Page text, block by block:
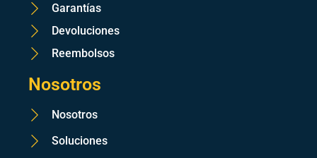
Garantías
Devoluciones
Reembolsos
Nosotros
Nosotros
Soluciones